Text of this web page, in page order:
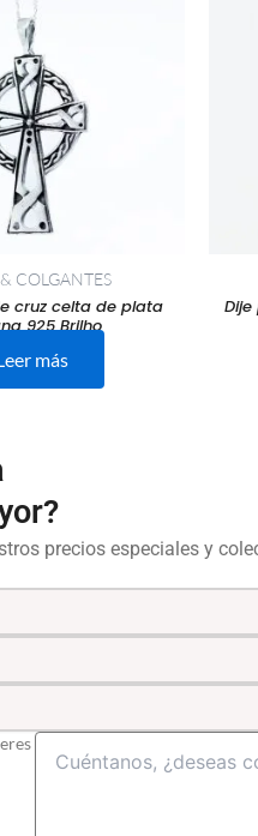
COLGANTES
cruz celta de plata
925 Brilho
más
precios especiales y